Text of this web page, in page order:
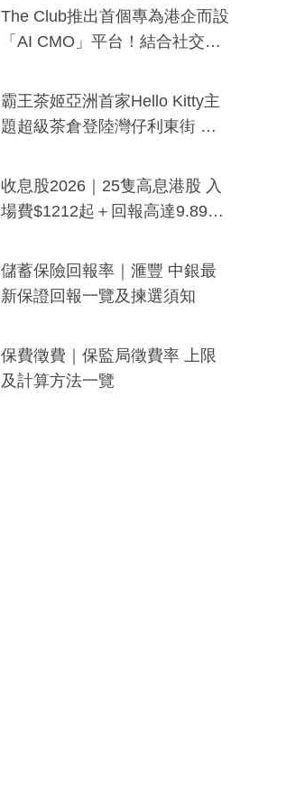
The Club推出首個專為港企而設
「AI CMO」平台！結合社交聆
分鐘生成「貼地」宣傳短片
霸王茶姬亞洲首家Hello Kitty主
題超級茶倉登陸灣仔利東街 推
y及香港限定特調系列
收息股2026｜25隻高息港股 入
場費$1212起＋回報高達9.89
儲蓄保險回報率｜滙豐 中銀最
新保證回報一覽及揀選須知
保費徵費｜保監局徵費率 上限
及計算方法一覽